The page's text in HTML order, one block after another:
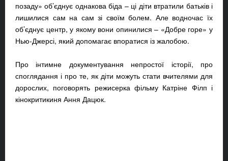
позаду» об’єднує однакова біда – ці діти втратили батьків і
лишилися сам на сам зі своїм болем. Але водночас їх
об’єднує центр, у якому вони опинилися – «Добре горе» у
Нью-Джерсі, який допомагає впоратися із жалобою.
Про інтимне документування непростої історії, про
споглядання і про те, як діти можуть стати вчителями для
дорослих, поговорять режисерка фільму Катріне Філп і
кінокритикиня Ання Дацюк.